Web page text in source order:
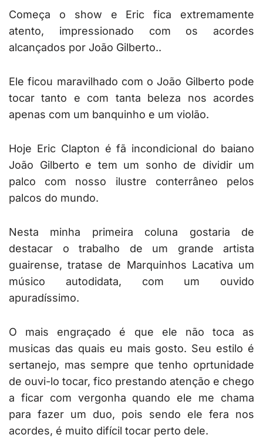
Começa o show e Eric fica extremamente
atento, impressionado com os acordes
alcançados por João Gilberto..
Ele ficou maravilhado com o João Gilberto pode
tocar tanto e com tanta beleza nos acordes
apenas com um banquinho e um violão.
Hoje Eric Clapton é fã incondicional do baiano
João Gilberto e tem um sonho de dividir um
palco com nosso ilustre conterrâneo pelos
palcos do mundo.
Nesta minha primeira coluna gostaria de
destacar o trabalho de um grande artista
guairense, tratase de Marquinhos Lacativa um
músico autodidata, com um ouvido
apuradíssimo.
O mais engraçado é que ele não toca as
musicas das quais eu mais gosto. Seu estilo é
sertanejo, mas sempre que tenho oprtunidade
de ouvi-lo tocar, fico prestando atenção e chego
a ficar com vergonha quando ele me chama
para fazer um duo, pois sendo ele fera nos
acordes, é muito difícil tocar perto dele.